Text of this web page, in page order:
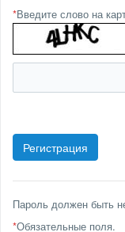
*Введите слово на
Пароль должен быть
*Обязательные поля.